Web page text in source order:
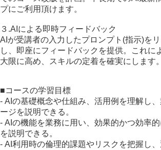
プにご利用頂けます。
３.AIによる即時フィードバック
AIが受講者の入力したプロンプト(指示)を
し、即座にフィードバックを提供。これに
大限に高め、スキルの定着を確実にします。
■コースの学習目標
- AIの基礎概念や仕組み、活用例を理解し
ージを説明できる。
- AIの機能を業務に用い、効果的かつ効率
を説明できる。
- AI利用時の倫理的課題やリスクを把握し